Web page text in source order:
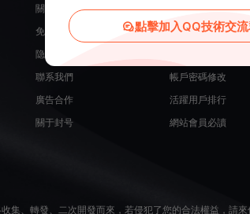
關于我們
免責申明
隐私政策
聯系我們
廣告合作
關于封号
在線開通會員
源碼投稿發布
帳戶密碼修改
活躍用戶排行
網站會員必讀
集、轉發、二次開發而來，若侵犯了您的合法權益，請
點擊加入QQ技術交